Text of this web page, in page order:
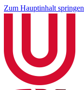
Zum Hauptinhalt springen